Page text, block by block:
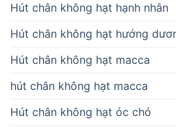
Hút chân không hạt hạnh nhân
Hút chân không hạt hướng
Hút chân không hạt macca
hút chân không hạt macca
Hút chân không hạt óc chó